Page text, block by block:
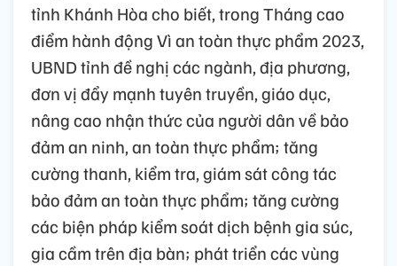
tỉnh Khánh Hòa cho biết, trong Tháng cao
điểm hành động Vì an toàn thực phẩm 2023,
UBND tỉnh đề nghị các ngành, địa phương,
đơn vị đẩy mạnh tuyên truyền, giáo dục,
nâng cao nhận thức của người dân về bảo
đảm an ninh, an toàn thực phẩm; tăng
cường thanh, kiểm tra, giám sát công tác
bảo đảm an toàn thực phẩm; tăng cường
các biện pháp kiểm soát dịch bệnh gia súc,
gia cầm trên địa bàn; phát triển các vùng